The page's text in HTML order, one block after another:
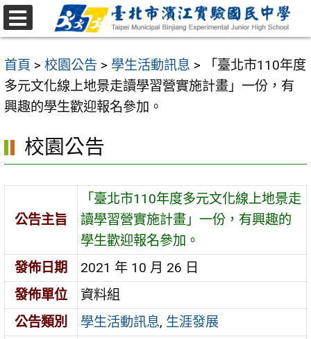
跳
至
要
內
容
首頁 > 校園公告 > 學生活動訊息 >
「臺北市110年度
多元文化線上地景走讀學習營實施計畫」一份，有
興趣的學生歡迎報名參加。
校園公告
公告主旨
「臺北市110年度多元文化線上地景走
讀學習營實施計畫」一份，有興趣的
學生歡迎報名參加。
發佈日期
2021 年 10 月 26 日
發佈單位
資料組
公告類別
學生活動訊息, 生涯發展
選
單